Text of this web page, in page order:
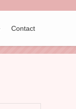
Contact